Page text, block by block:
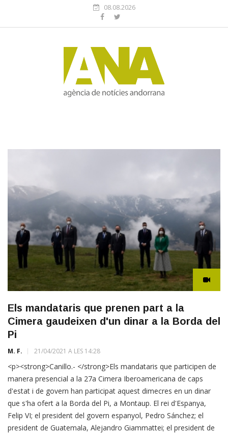
08.08.2026
Els mandataris que prenen part a la
Cimera gaudeixen d'un dinar a la Borda del
Pi
M. F. 21/04/2021 A LES 14:28
<p><strong>Canillo.- </strong>Els mandataris que participen de
manera presencial a la 27a Cimera Iberoamericana de caps
d'estat i de govern han participat aquest dimecres en un dinar
que s'ha ofert a la Borda del Pi, a Montaup. El rei d'Espanya,
Felip VI; el president del govern espanyol, Pedro Sánchez; el
president de Guatemala, Alejandro Giammattei; el president de